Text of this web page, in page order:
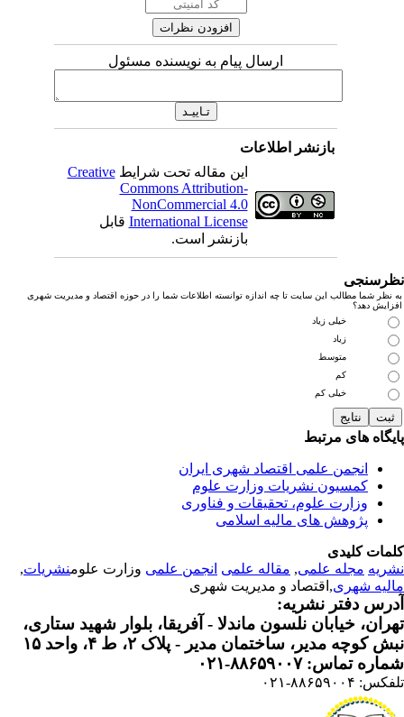
ارسال پیام به نویسنده مسئول
بازنشر اطلاعات
این مقاله تحت شرایطCreative
Commons Attribution-
NonCommercial 4.0
International Licenseقابل
بازنشر است.
نظر شما مطالب این سایت تا چه اندازه توانسته اطلاعات شما را در حوزه اقتصاد و مدیریت شهری
دهد؟
خیلی زیاد
زیاد
متوسط
خیلی کم
های مرتبط
انجمن علمی اقتصاد شهری ایران
کمسیون نشریات وزارت علوم
وزارت علوم، تحقیقات و فناوری
پژوهش های مالیه اسلامی
کلیدی
مجله علمی, مقاله علمی انجمن علمیوزارت علومنشریات,
شهری ,اقتصاد و مدیریت شهری
دفتر نشریه:
خیابان نلسون ماندلا - آفریقا، بلوار شهید ستاری،
کوچه مدیر، ساختمان مدیر - پلاک ۲، ط ۴، واحد ۱۵
تماس: ۸۸۶۵۹۰۰۷-۰۲۱
۸۸۶۵۹۰۰۴-۰۲۱